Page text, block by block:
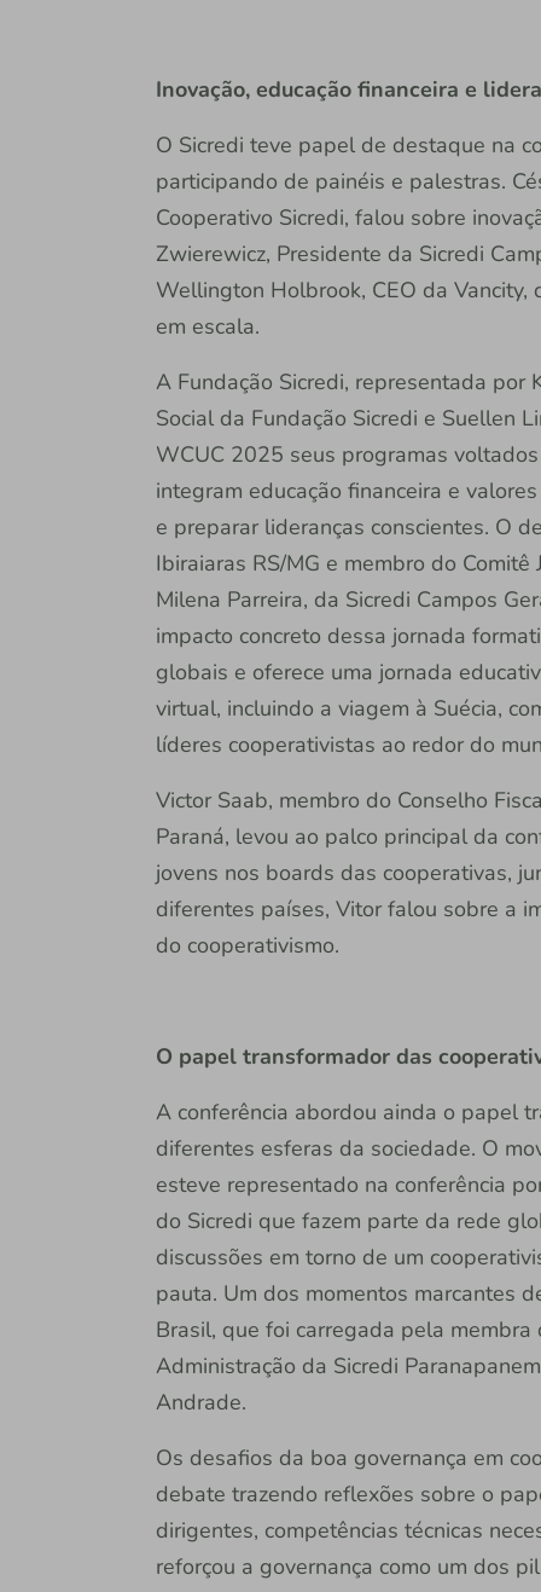
Inovação, educação financeira e
O Sicredi teve papel de destaque na
participando de painéis e palestras.
Cooperativo Sicredi, falou sobre
Zwierewicz, Presidente da Sicredi
Wellington Holbrook, CEO da
em escala.
A Fundação Sicredi, representada por
Social da Fundação Sicredi e Suellen
WCUC 2025 seus programas
integram educação financeira e
e preparar lideranças conscientes. O
Ibiraiaras RS/MG e membro do
Milena Parreira, da Sicredi Campos
impacto concreto dessa jornada
globais e oferece uma jornada
virtual, incluindo a viagem à Suécia,
líderes cooperativistas ao redor do
Victor Saab, membro do Conselho
Paraná, levou ao palco principal da
jovens nos boards das cooperativas,
diferentes países, Vitor falou sobre a
do cooperativismo.
O papel transformador das
A conferência abordou ainda o papel
diferentes esferas da sociedade. O
esteve representado na conferência
do Sicredi que fazem parte da rede
discussões em torno de um
pauta. Um dos momentos marcantes
Brasil, que foi carregada pela
Administração da Sicredi
Andrade.
Os desafios da boa governança em
debate trazendo reflexões sobre o
dirigentes, competências técnicas
reforçou a governança como um dos